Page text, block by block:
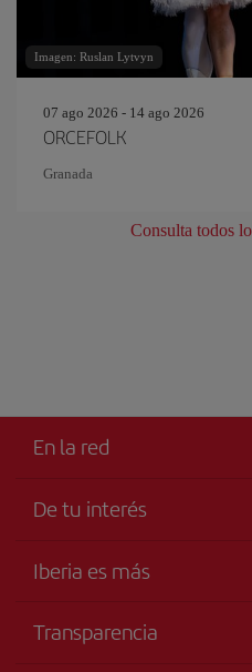
Imagen: Ruslan Lytvyn
07 ago 2026 - 14 ago 2026
ORCEFOLK
Granada
Consulta todos
En la red
De tu interés
Accesibilidad
Iberia es más
Grupo Iberia
Transparencia